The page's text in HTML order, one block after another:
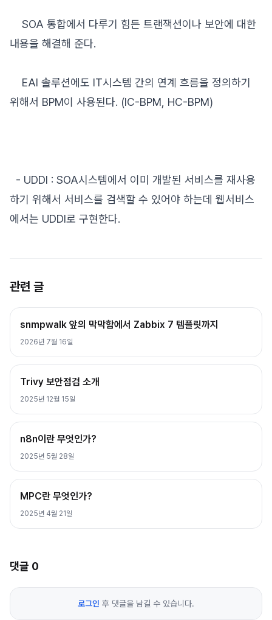
SOA 통합에서 다루기 힘든 트랜잭션이나 보안에 대한
내용을 해결해 준다.
EAI 솔루션에도 IT시스템 간의 연계 흐름을 정의하기
위해서 BPM이 사용된다. (IC-BPM, HC-BPM)
- UDDI : SOA시스템에서 이미 개발된 서비스를 재사용
하기 위해서 서비스를 검색할 수 있어야 하는데 웹서비스
에서는 UDDI로 구현한다.
관련 글
snmpwalk 앞의 막막함에서 Zabbix 7 템플릿까지
2026년 7월 16일
Trivy 보안점검 소개
2025년 12월 15일
n8n이란 무엇인가?
2025년 5월 28일
MPC란 무엇인가?
2025년 4월 21일
댓글 0
로그인 후 댓글을 남길 수 있습니다.